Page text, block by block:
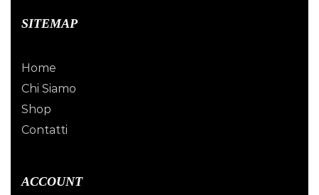
SITEMAP
Home
Chi Siamo
Shop
Contatti
ACCOUNT